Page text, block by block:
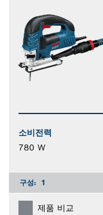
소비전력
780 W
구성: 1
제품 비교